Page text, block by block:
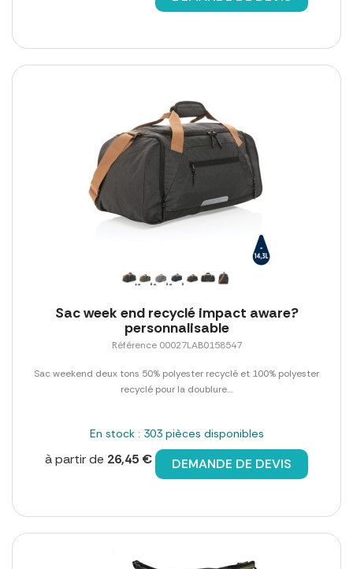
Sac week end recyclé impact aware?
personnalisable
Référence 00027LAB0158547
Sac weekend deux tons 50% polyester recyclé et 100% polyester
recyclé pour la doublure....
En stock : 303 pièces disponibles
à partir de 26,45 € DEMANDE DE DEVIS